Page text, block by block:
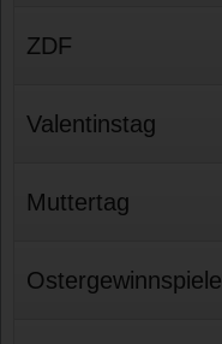
ZDF
Valentinstag
Muttertag
Ostergewinnspiele